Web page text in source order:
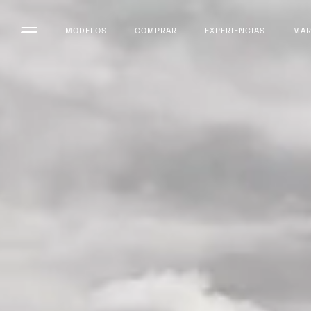
MODELOS COMPRAR EXPERIENCIAS